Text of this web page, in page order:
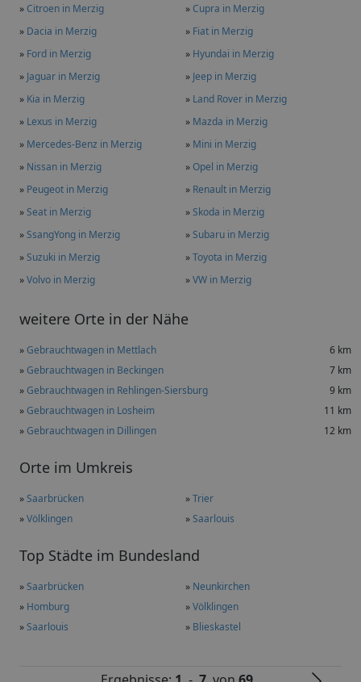
»Citroen in Merzig »Cupra in Merzig
» Dacia in Merzig » Fiat in Merzig
» Ford in Merzig » Hyundai in Merzig
» Jaguar in Merzig » Jeep in Merzig
» Kia in Merzig » Land Rover in Merzig
» Lexus in Merzig » Mazda in Merzig
» Mercedes-Benz in Merzig » Mini in Merzig
» Nissan in Merzig »Opel in Merzig
» Peugeot in Merzig » Renault in Merzig
»Seat in Merzig »Skoda in Merzig
»SsangYong in Merzig »Subaru in Merzig
»Suzuki in Merzig »Toyota in Merzig
»Volvo in Merzig »VW in Merzig
weitere Orte in der Nähe
»Gebrauchtwagen in Mettlach
6 km
»Gebrauchtwagen in Beckingen
7 km
»Gebrauchtwagen in Rehlingen-Siersburg
9 km
»Gebrauchtwagen in Losheim
11 km
»Gebrauchtwagen in Dillingen 12 km
Orte im Umkreis
»Saarbrücken »Trier
»Völklingen »Saarlouis
Top Städte im Bundesland
»Saarbrücken » Neunkirchen
» Homburg »Völklingen
»Saarlouis » Blieskastel